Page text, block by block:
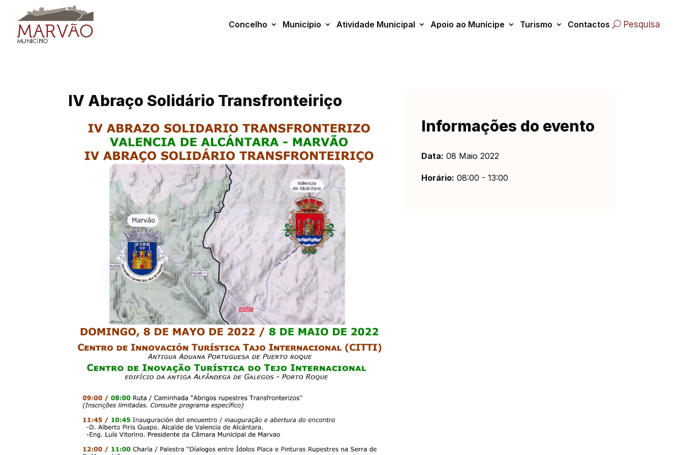
content
Concelho Município Atividade Municipal Apoio ao Munícipe Turismo Contactos Pesquisa
IV Abraço Solidário Transfronteiriço
Informações do evento
Data: 08 Maio 2022
Horário: 08:00 - 13:00